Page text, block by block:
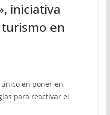
iniciativa
en
en poner en
para reactivar el